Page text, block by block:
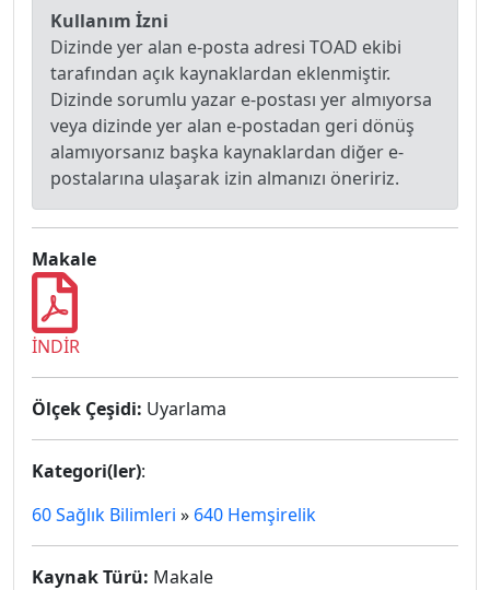
Kullanım İzni
Dizinde yer alan e-posta adresi TOAD ekibi
tarafından açık kaynaklardan eklenmiştir.
Dizinde sorumlu yazar e-postası yer almıyorsa
veya dizinde yer alan e-postadan geri dönüş
alamıyorsanız başka kaynaklardan diğer e-
postalarına ulaşarak izin almanızı öneririz.
Makale
İNDİR
Ölçek Çeşidi: Uyarlama
Kategori(ler):
60 Sağlık Bilimleri » 640 Hemşirelik
Kaynak Türü: Makale